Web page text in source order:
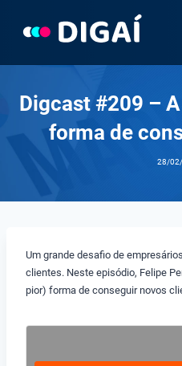
Digcast #209 –
forma de
28/
Um grande desafio de
clientes. Neste episódio, Felipe
pior) forma de conseguir novos